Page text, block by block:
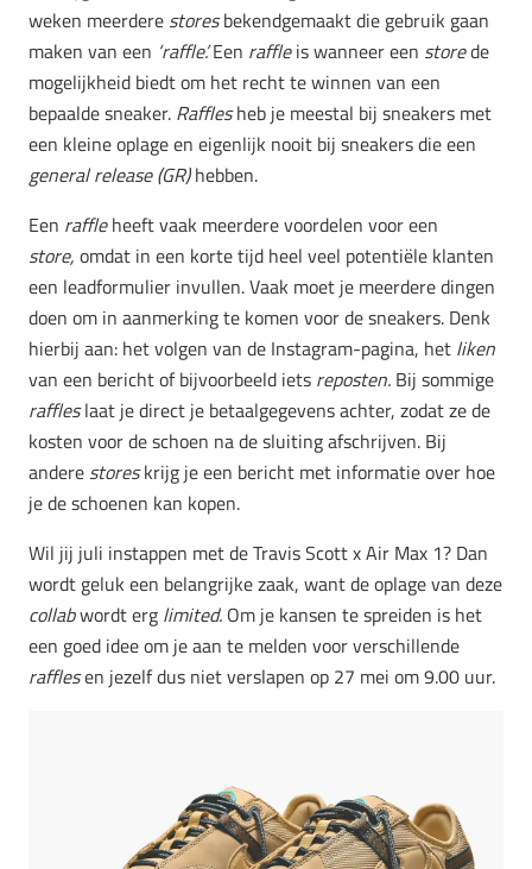
weken meerdere storesbekendgemaakt die gebruik gaan
maken van een ‘raffle’.Een raffleis wanneer een storede
mogelijkheid biedt om het recht te winnen van een
bepaalde sneaker. Rafflesheb je meestal bij sneakers met
een kleine oplage en eigenlijk nooit bij sneakers die een
general release (GR)hebben.
Een raffleheeft vaak meerdere voordelen voor een
store, omdat in een korte tijd heel veel potentiële klanten
een leadformulier invullen. Vaak moet je meerdere dingen
doen om in aanmerking te komen voor de sneakers. Denk
hierbij aan: het volgen van de Instagram-pagina, het liken
van een bericht of bijvoorbeeld iets reposten. Bij sommige
raffleslaat je direct je betaalgegevens achter, zodat ze de
kosten voor de schoen na de sluiting afschrijven. Bij
andere storeskrijg je een bericht met informatie over hoe
je de schoenen kan kopen.
Wil jij juli instappen met de Travis Scott x Air Max 1? Dan
wordt geluk een belangrijke zaak, want de oplage van deze
collabwordt erg limited. Om je kansen te spreiden is het
een goed idee om je aan te melden voor verschillende
rafflesen jezelf dus niet verslapen op 27 mei om 9.00 uur.